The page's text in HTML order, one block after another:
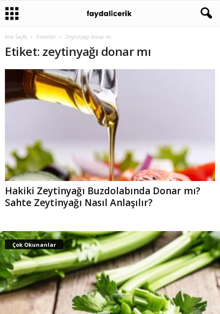
Ana Sayfa Etiketler Zeytinyağı donar mı
Etiket: zeytinyağı donar mı
Hakiki Zeytinyağı Buzdolabında Donar mı?
Sahte Zeytinyağı Nasıl Anlaşılır?
Çok Okunanlar